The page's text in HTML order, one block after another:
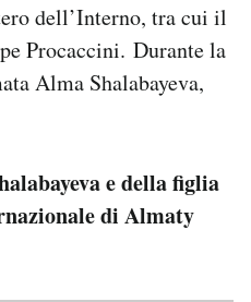
dell’Interno, tra cui il
Procaccini. Durante la
Alma Shalabayeva,
e della figlia
di Almaty